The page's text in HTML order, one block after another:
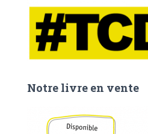
Notre livre en vente